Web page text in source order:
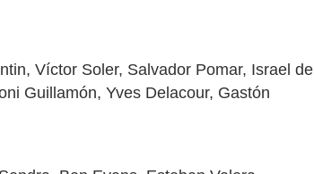
Víctor Soler, Salvador Pomar, Israel del
Guillamón, Yves Delacour, Gastón